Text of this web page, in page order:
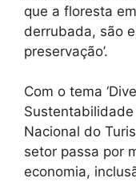
que a floresta
derrubada, são
preservação’.
Com o tema
Sustentabilidade
Nacional do
setor passa por
economia,